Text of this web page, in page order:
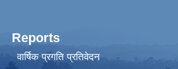
Reports
वार्षिक प्रगति प्रतिवेदन